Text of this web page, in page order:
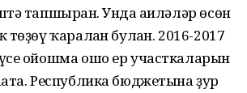
тапшырған. Унда ғаиләләр өсөн
ҡаралған булған. 2016-2017
ойошма ошо ер участкаларын
Республика бюджетына ҙур